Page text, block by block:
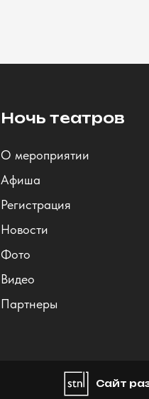
Ночь театров
О мероприятии
Афиша
Регистрация
Новости
Фото
Видео
Партнеры
Сайт